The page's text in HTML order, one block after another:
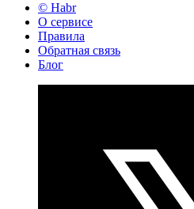
© Habr
О сервисе
Правила
Обратная связь
Блог